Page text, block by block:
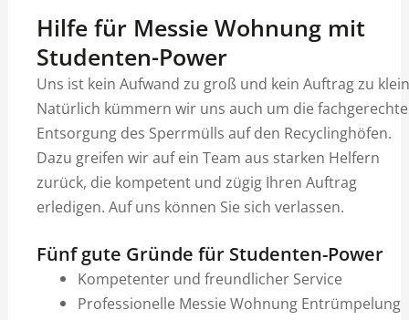
Hilfe für Messie Wohnung mit
Studenten-Power
Uns ist kein Aufwand zu groß und kein Auftrag zu
Natürlich kümmern wir uns auch um die fachgerechte
Entsorgung des Sperrmülls auf den Recyclinghöfen.
Dazu greifen wir auf ein Team aus starken Helfern
zurück, die kompetent und zügig Ihren Auftrag
erledigen. Auf uns können Sie sich verlassen.
Fünf gute Gründe für Studenten-Power
Kompetenter und freundlicher Service
Professionelle Messie Wohnung Entrümpelung